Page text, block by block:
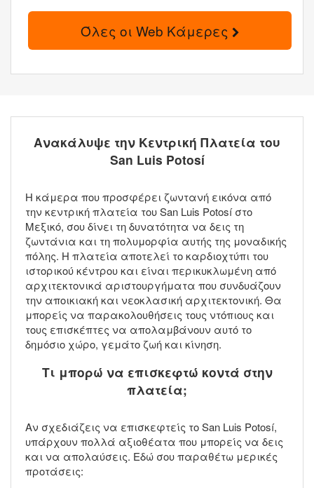
Όλες οι Web Κάμερες
Ανακάλυψε την Κεντρική Πλατεία του
San Luis Potosí
Η κάμερα που προσφέρει ζωντανή εικόνα από
την κεντρική πλατεία του San Luis Potosí στο
Μεξικό, σου δίνει τη δυνατότητα να δεις τη
ζωντάνια και τη πολυμορφία αυτής της μοναδικής
πόλης. Η πλατεία αποτελεί το καρδιοχτύπι του
ιστορικού κέντρου και είναι περικυκλωμένη από
αρχιτεκτονικά αριστουργήματα που συνδυάζουν
την αποικιακή και νεοκλασική αρχιτεκτονική. Θα
μπορείς να παρακολουθήσεις τους ντόπιους και
τους επισκέπτες να απολαμβάνουν αυτό το
δημόσιο χώρο, γεμάτο ζωή και κίνηση.
Τι μπορώ να επισκεφτώ κοντά στην
πλατεία;
Αν σχεδιάζεις να επισκεφτείς το San Luis Potosí,
υπάρχουν πολλά αξιοθέατα που μπορείς να δεις
και να απολαύσεις. Εδώ σου παραθέτω μερικές
προτάσεις: